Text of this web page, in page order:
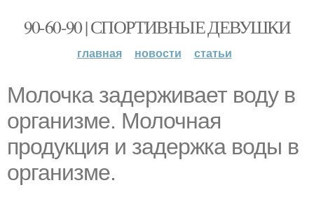
90-60-90 | СПОРТИВНЫЕ ДЕВУШКИ
главная новости статьи
Молочка задерживает воду в
организме. Молочная
продукция и задержка воды в
организме.